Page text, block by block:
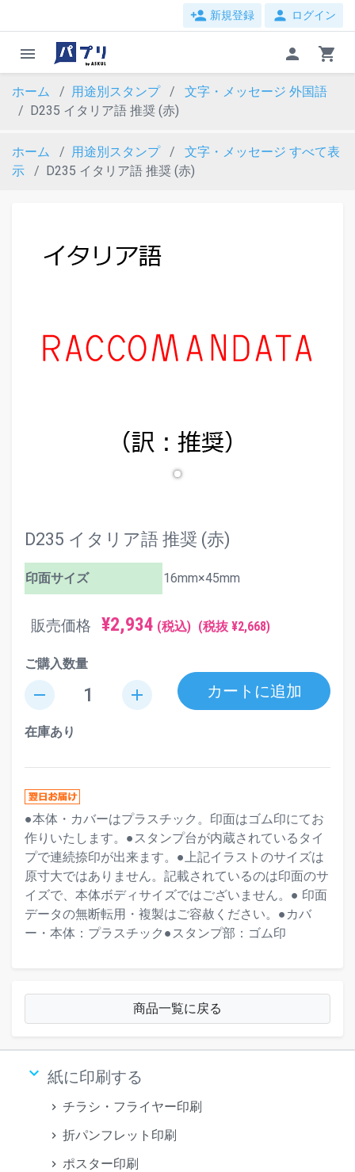
person_add 新規登録 person ログイン
menu person shopping_cart
ホーム 用途別スタンプ 文字・メッセージ 外国語
D235 イタリア語 推奨 (赤)
ホーム 用途別スタンプ 文字・メッセージ すべて表
示
D235 イタリア語 推奨 (赤)
D235 イタリア語 推奨 (赤)
印面サイズ 16mm×45mm
販売価格 ¥2,934 (税込) (税抜 ¥2,668)
ご購入数量
remove add カートに追加
在庫あり
●本体・カバーはプラスチック。印面はゴム印にてお
作りいたします。●スタンプ台が内蔵されているタイ
プで連続捺印が出来ます。●上記イラストのサイズは
原寸大ではありません。記載されているのは印面のサ
イズで、本体ボディサイズではございません。● 印面
データの無断転用・複製はご容赦ください。●カバ
ー・本体：プラスチック●スタンプ部：ゴム印
商品一覧に戻る
keyboard_arrow_down 紙に印刷する
チラシ・フライヤー印刷
折パンフレット印刷
ポスター印刷